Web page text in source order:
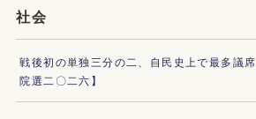
社会
戦後初の単独三分の二、自民史上で最多議
院選二〇二六】